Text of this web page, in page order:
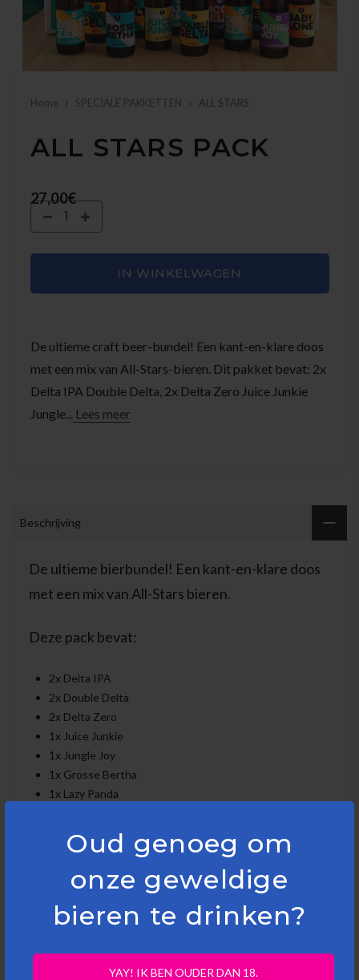
Oud genoeg om
onze geweldige
bieren te drinken?
YAY! IK BEN OUDER DAN 18.
Home SPECIALE PAKKETTEN ALL STARS
ALL STARS PACK
27,00€
IN WINKELWAGEN
De ultieme craft beer-bundel! Een kant-en-klare doos
met een mix van All-Stars-bieren. Dit pakket bevat: 2x
Delta IPA Double Delta, 2x Delta Zero Juice Junkie
Jungle... Lees meer
Beschrijving
De ultieme bierbundel! Een kant-en-klare doos
met een mix van All-Stars bieren.
Deze pack bevat:
2x Delta IPA
2x Double Delta
2x Delta Zero
1x Juice Junkie
1x Jungle Joy
1x Grosse Bertha
1x Lazy Panda
1x Babylone